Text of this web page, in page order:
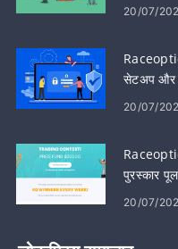
20/07/
सेटअप और
20/07/
पुरस्कार
20/07/